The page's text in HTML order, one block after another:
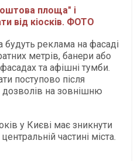
площа" і
від кіосків. ФОТО
будуть реклама на фасаді
метрів, банери або
та афішні тумби.
поступово після
дозволів на зовнішню
у Києві має зникнути
частині міста.